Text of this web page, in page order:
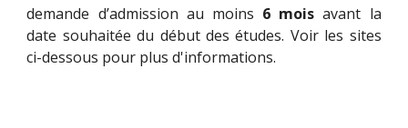
demande d’admission au moins 6 mois avant la
date souhaitée du début des études. Voir les sites
ci-dessous pour plus d'informations.